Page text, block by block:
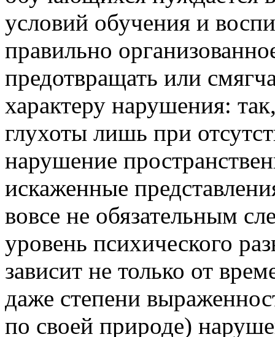
условий обучения и
правильно
предотвращать или
характеру нарушения:
глухоты лишь при
нарушение
искаженные
вовсе не обязательным
уровень психического
зависит не только от
даже степени
по своей природе)